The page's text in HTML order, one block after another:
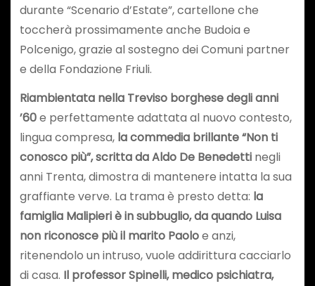
durante “Scenario d’Estate”, cartellone che
toccherà prossimamente anche Budoia e
Polcenigo, grazie al sostegno dei Comuni partner
e della Fondazione Friuli.
Riambientata nella Treviso borghese degli anni
’60e perfettamente adattata al nuovo contesto,
lingua compresa, la commedia brillante “Non ti
conosco più”, scritta da Aldo De Benedettinegli
anni Trenta, dimostra di mantenere intatta la sua
graffiante verve. La trama è presto detta: la
famiglia Malipieri è in subbuglio, da quando Luisa
non riconosce più il marito Paoloe anzi,
ritenendolo un intruso, vuole addirittura cacciarlo
di casa. Il professor Spinelli, medico psichiatra,